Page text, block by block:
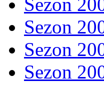
Sezon
Sezon
Sezon